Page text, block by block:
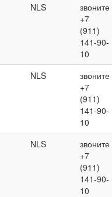
NLS
звоните
+7
(911)
141-90-
10
NLS
звоните
+7
(911)
141-90-
10
NLS
звоните
+7
(911)
141-90-
10